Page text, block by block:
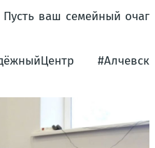
ваш семейный очаг
#Алчевск